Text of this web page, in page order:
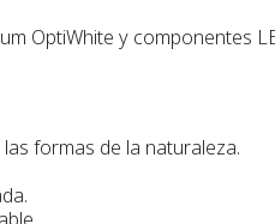
OptiWhite y componentes
formas de la naturaleza.